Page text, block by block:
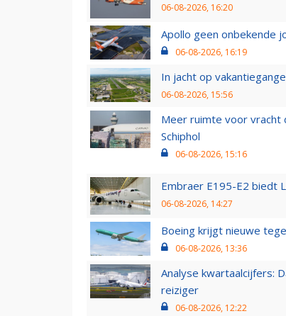
06-08-2026, 16:20
Apollo geen onbekende
06-08-2026, 16:19
In jacht op
06-08-2026, 15:56
Meer ruimte voor vracht
Schiphol
06-08-2026, 15:16
Embraer E195-E2 biedt
06-08-2026, 14:27
Boeing krijgt nieuwe
06-08-2026, 13:36
Analyse kwartaalcijfers:
reiziger
06-08-2026, 12:22